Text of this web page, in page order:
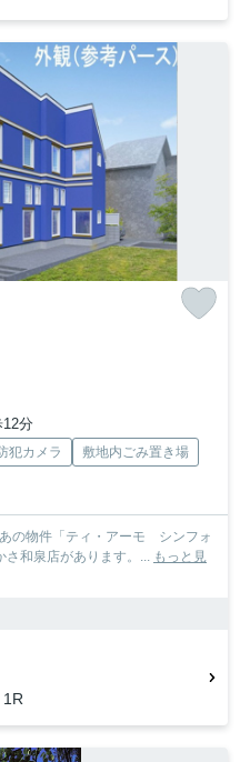
分
犯カメラ
敷地内ごみ置き場
の物件「ティ・アーモ シンフォ
さ和泉店があります。... もっと見
1R